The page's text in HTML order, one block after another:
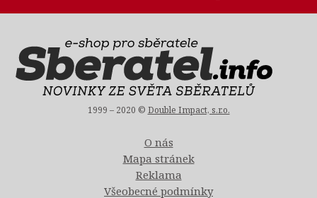
1999 – 2020 © Double Impact, s.r.o.
O nás
Mapa stránek
Reklama
Všeobecné podmínky